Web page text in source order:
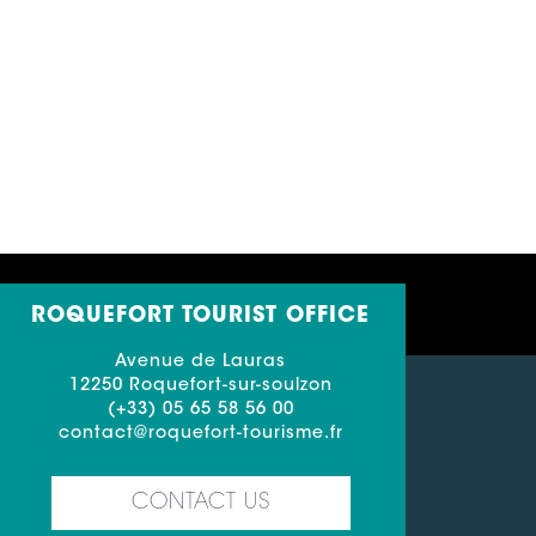
ROQUEFORT TOURIST OFFICE
Avenue de Lauras
12250 Roquefort-sur-soulzon
(+33) 05 65 58 56 00
contact@roquefort-tourisme.fr
CONTACT US